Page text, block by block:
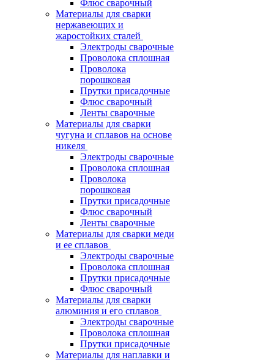
Флюс сварочный
Материалы для сварки
нержавеющих и
жаростойких сталей
Электроды сварочные
Проволока сплошная
Проволока
порошковая
Прутки присадочные
Флюс сварочный
Ленты сварочные
Материалы для сварки
чугуна и сплавов на основе
никеля
Электроды сварочные
Проволока сплошная
Проволока
порошковая
Прутки присадочные
Флюс сварочный
Ленты сварочные
Материалы для сварки меди
и ее сплавов
Электроды сварочные
Проволока сплошная
Прутки присадочные
Флюс сварочный
Материалы для сварки
алюминия и его сплавов
Электроды сварочные
Проволока сплошная
Прутки присадочные
Материалы для наплавки и